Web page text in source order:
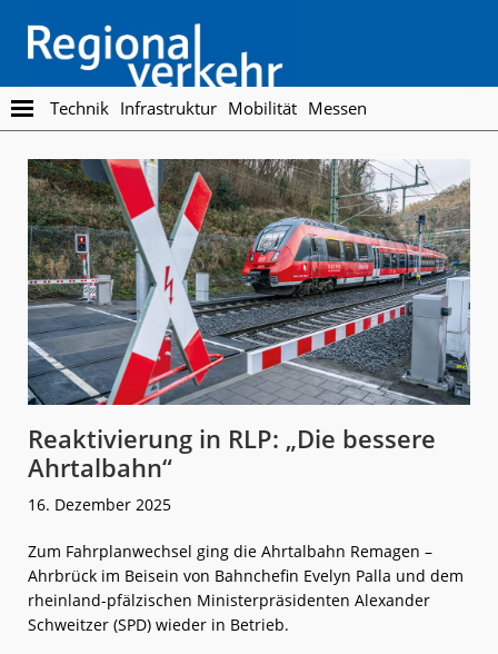
main
content
footer
Regionalverkehr
Die
Fachzeitschrift
den
Öffentlichen
Personennahverkehr
Technik Infrastruktur Mobilität Messen
Reaktivierung in RLP: „Die bessere
Ahrtalbahn“
16. Dezember 2025
Zum Fahrplanwechsel ging die Ahrtalbahn Remagen –
Ahrbrück im Beisein von Bahnchefin Evelyn Palla und dem
rheinland-pfälzischen Ministerpräsidenten Alexander
Schweitzer (SPD) wieder in Betrieb.